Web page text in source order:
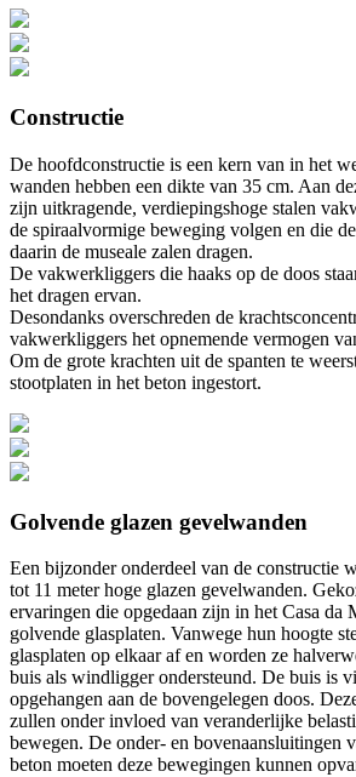
Constructie
De hoofdconstructie is een kern van in het
wanden hebben een dikte van 35 cm. Aan
zijn uitkragende, verdiepingshoge stalen
de spiraalvormige beweging volgen en die
daarin de museale zalen dragen.
De vakwerkliggers die haaks op de doos
het dragen ervan.
Desondanks overschreden de
vakwerkliggers het opnemende vermogen
Om de grote krachten uit de spanten te
stootplaten in het beton ingestort.
Golvende glazen gevelwanden
Een bijzonder onderdeel van de constructie
tot 11 meter hoge glazen gevelwanden.
ervaringen die opgedaan zijn in het Casa da
golvende glasplaten. Vanwege hun hoogte
glasplaten op elkaar af en worden ze
buis als windligger ondersteund. De buis is
opgehangen aan de bovengelegen doos.
zullen onder invloed van veranderlijke
bewegen. De onder- en bovenaansluitingen
beton moeten deze bewegingen kunnen